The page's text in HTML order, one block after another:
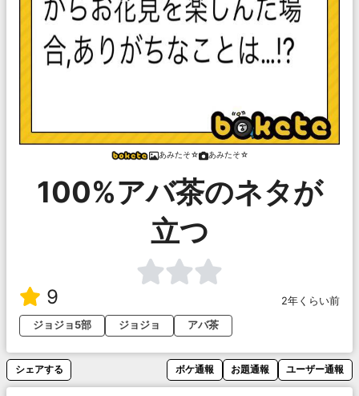
あみたそ☆ あみたそ☆
100%アバ茶のネタが
立つ
9
2年くらい前
ジョジョ5部
ジョジョ アバ茶
シェアする ボケ通報 お題通報 ユーザー通報